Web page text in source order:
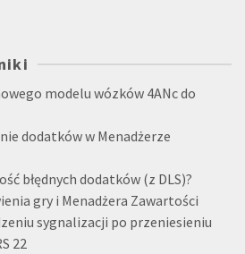
modelu wózków 4ANc do
dodatków w Menadżerze
błędnych dodatków (z DLS)?
gry i Menadżera Zawartości
sygnalizacji po przeniesieniu
22